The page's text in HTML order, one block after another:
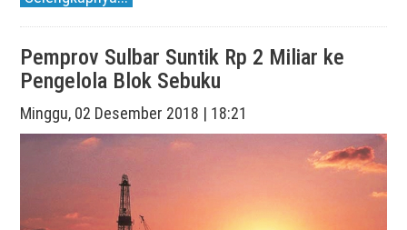
Pemprov Sulbar Suntik Rp 2 Miliar ke
Pengelola Blok Sebuku
Minggu, 02 Desember 2018 | 18:21